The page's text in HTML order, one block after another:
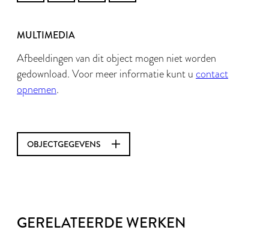
MULTIMEDIA
Afbeeldingen van dit object mogen niet worden
gedownload. Voor meer informatie kunt u contact
opnemen.
OBJECTGEGEVENS
GERELATEERDE WERKEN